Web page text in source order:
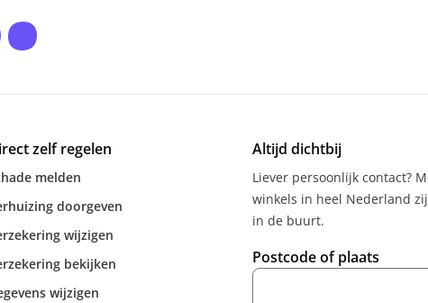
zelf regelen
melden
doorgeven
wijzigen
bekijken
wijzigen
Altijd dichtbij
Liever persoonlijk contact?
winkels in heel Nederland
in de buurt.
Postcode of plaats